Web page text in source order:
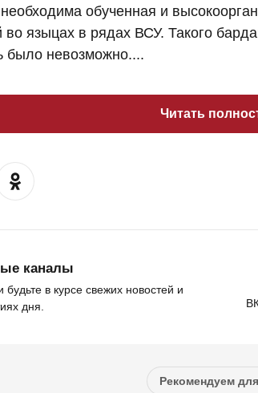
обученная и
во языцах в рядах ВСУ. Такого
было невозможно....
Читать
каналы
в курсе свежих новостей и
дня.
Рекомендуем